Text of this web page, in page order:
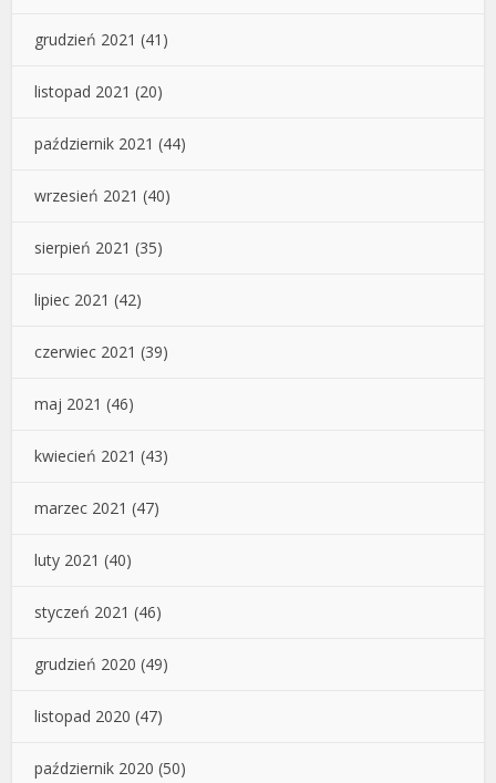
grudzień 2021 (41)
listopad 2021 (20)
październik 2021 (44)
wrzesień 2021 (40)
sierpień 2021 (35)
lipiec 2021 (42)
czerwiec 2021 (39)
maj 2021 (46)
kwiecień 2021 (43)
marzec 2021 (47)
luty 2021 (40)
styczeń 2021 (46)
grudzień 2020 (49)
listopad 2020 (47)
październik 2020 (50)